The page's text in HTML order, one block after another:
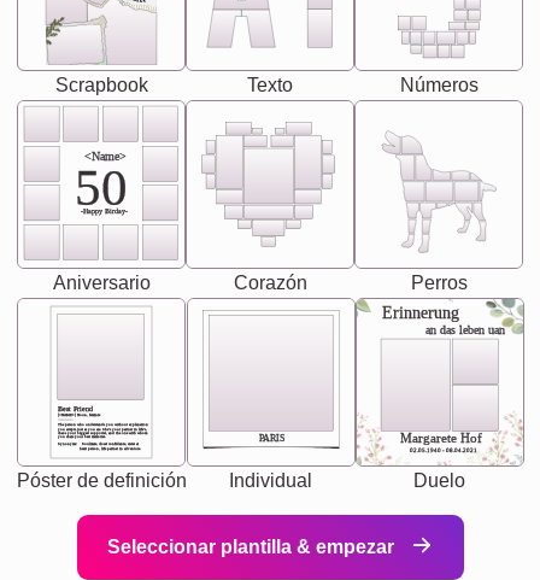
Scrapbook Texto Números
<Name>
50
-Happy Birday-
Aniversario Corazón Perros
Best Friend
[<NAME>] Noun, feminie
Synonyms: Soulmate, closet confidante, sister at
heart person, life partner in adventure.
The person who understands you without explanation
you accepts just as you are. She's your partner in life's,
chaos your biggest supporter, and the one with whom
you share your best memories.
Póster de definición
PARIS
Individual
Erinnerung
an das leben uan
Margarete Hof
02.05.1940 - 08.04.2021
Duelo
Seleccionar plantilla & empezar